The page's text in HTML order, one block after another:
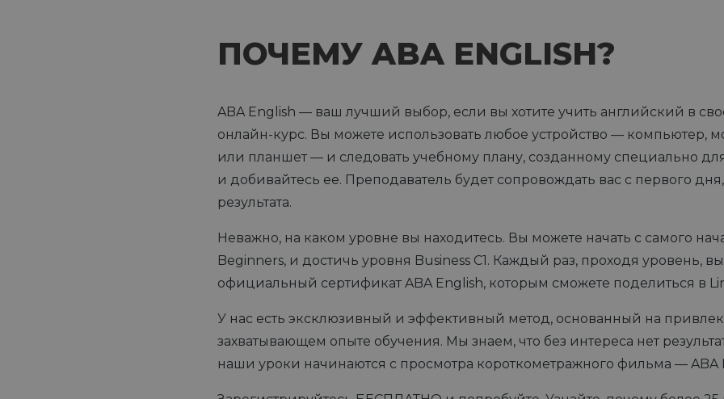
ПОЧЕМУ ABA ENGLISH?
ABA English — ваш лучший выбор, если вы хотите учить английский в
онлайн-курс. Вы можете использовать любое устройство — компьютер,
или планшет — и следовать учебному плану, созданному специально для
и добивайтесь ее. Преподаватель будет сопровождать вас с первого
результата.
Неважно, на каком уровне вы находитесь. Вы можете начать с самого
Beginners, и достичь уровня Business C1. Каждый раз, проходя уровень,
официальный сертификат ABA English, которым сможете поделиться в
У нас есть эксклюзивный и эффективный метод, основанный на
захватывающем опыте обучения. Мы знаем, что без интереса нет
наши уроки начинаются с просмотра короткометражного фильма — ABA